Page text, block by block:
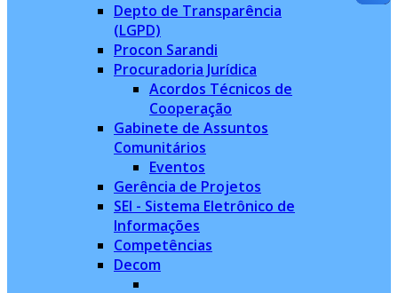
Depto de Transparência
(LGPD)
Procon Sarandi
Procuradoria Jurídica
Acordos Técnicos de
Cooperação
Gabinete de Assuntos
Comunitários
Eventos
Gerência de Projetos
SEI - Sistema Eletrônico de
Informações
Competências
Decom